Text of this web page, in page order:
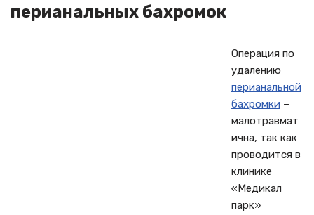
перианальных бахромок
Операция по
удалению
перианальной
бахромки –
малотравмат
ична, так как
проводится в
клинике
«Медикал
парк»